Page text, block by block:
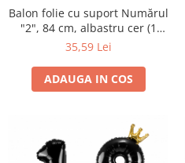
Balon folie cu suport Numărul
"2", 84 cm, albastru cer (1
pachet / 1 buc.)
35,59 Lei
ADAUGA IN COS